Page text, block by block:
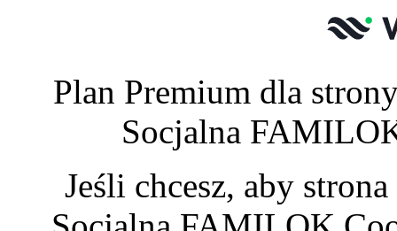
Plan Premium dla
Socjalna
Jeśli chcesz, aby